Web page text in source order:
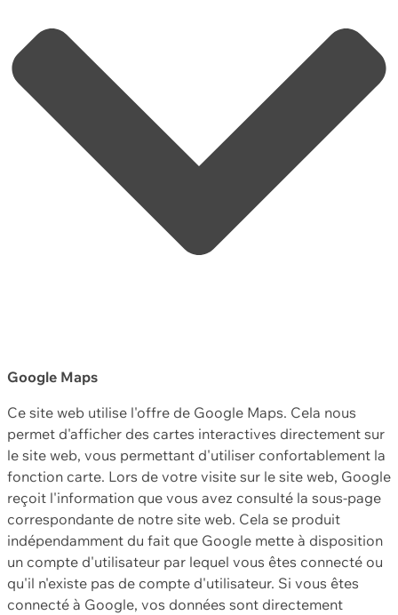
Google Maps
Ce site web utilise l'offre de Google Maps. Cela nous
permet d'afficher des cartes interactives directement sur
le site web, vous permettant d'utiliser confortablement la
fonction carte. Lors de votre visite sur le site web, Google
reçoit l'information que vous avez consulté la sous-page
correspondante de notre site web. Cela se produit
indépendamment du fait que Google mette à disposition
un compte d'utilisateur par lequel vous êtes connecté ou
qu'il n'existe pas de compte d'utilisateur. Si vous êtes
connecté à Google, vos données sont directement